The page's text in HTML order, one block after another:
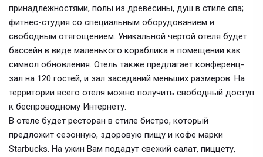
принадлежностями, полы из древесины, душ в стиле спа;
фитнес-студия со специальным оборудованием и
свободным отягощением. Уникальной чертой отеля будет
бассейн в виде маленького кораблика в помещении как
символ обновления. Отель также предлагает конференц-
зал на 120 гостей, и зал заседаний меньших размеров. На
территории всего отеля можно получить свободный доступ
к беспроводному Интернету.
В отеле будет ресторан в стиле бистро, который
предложит сезонную, здоровую пищу и кофе марки
Starbucks. На ужин Вам подадут свежий салат, пиццету,